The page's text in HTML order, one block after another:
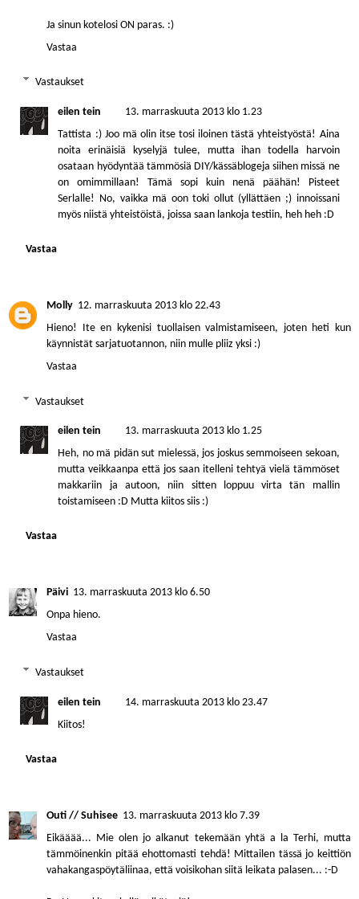
Ja sinun kotelosi ON paras. :)
Vastaa
Vastaukset
eilen tein
13. marraskuuta 2013 klo 1.23
Tattista :) Joo mä olin itse tosi iloinen tästä yhteistyöstä! Aina
noita erinäisiä kyselyjä tulee, mutta ihan todella harvoin
osataan hyödyntää tämmösiä DIY/kässäblogeja siihen missä ne
on omimmillaan! Tämä sopi kuin nenä päähän! Pisteet
Serlalle! No, vaikka mä oon toki ollut (yllättäen ;) innoissani
myös niistä yhteistöistä, joissa saan lankoja testiin, heh heh :D
Vastaa
Molly 12. marraskuuta 2013 klo 22.43
Hieno! Ite en kykenisi tuollaisen valmistamiseen, joten heti kun
käynnistät sarjatuotannon, niin mulle pliiz yksi :)
Vastaa
Vastaukset
eilen tein
13. marraskuuta 2013 klo 1.25
Heh, no mä pidän sut mielessä, jos joskus semmoiseen sekoan,
mutta veikkaanpa että jos saan itelleni tehtyä vielä tämmöset
makkariin ja autoon, niin sitten loppuu virta tän mallin
toistamiseen :D Mutta kiitos siis :)
Vastaa
Päivi 13. marraskuuta 2013 klo 6.50
Onpa hieno.
Vastaa
Vastaukset
eilen tein
14. marraskuuta 2013 klo 23.47
Kiitos!
Vastaa
Outi // Suhisee 13. marraskuuta 2013 klo 7.39
Eikääää... Mie olen jo alkanut tekemään yhtä a la Terhi, mutta
tämmöinenkin pitää ehottomasti tehdä! Mittailen tässä jo keittiön
vahakangaspöytäliinaa, että voisikohan siitä leikata palasen... :-D